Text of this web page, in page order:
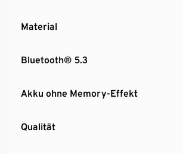
Material
Bluetooth® 5.3
Akku ohne Memory-Effekt
Qualität